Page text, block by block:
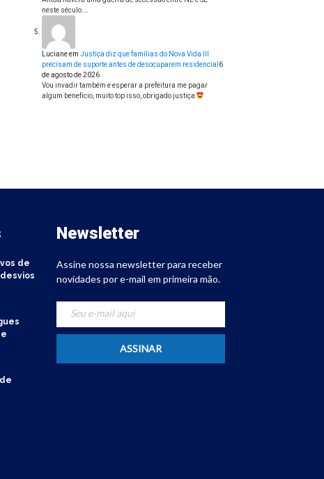
neste século.…
Lucianeem Justiça diz que famílias do Nova Vida III
precisam de suporte antes de desocuparem residencial 6
de agosto de 2026
Vou invadir também e esperar a prefeitura me pagar
algum benefício, muito top isso, obrigado justiça
de
Newsletter
Assine nossa newsletter para receber
novidades por e-mail em primeira mão.